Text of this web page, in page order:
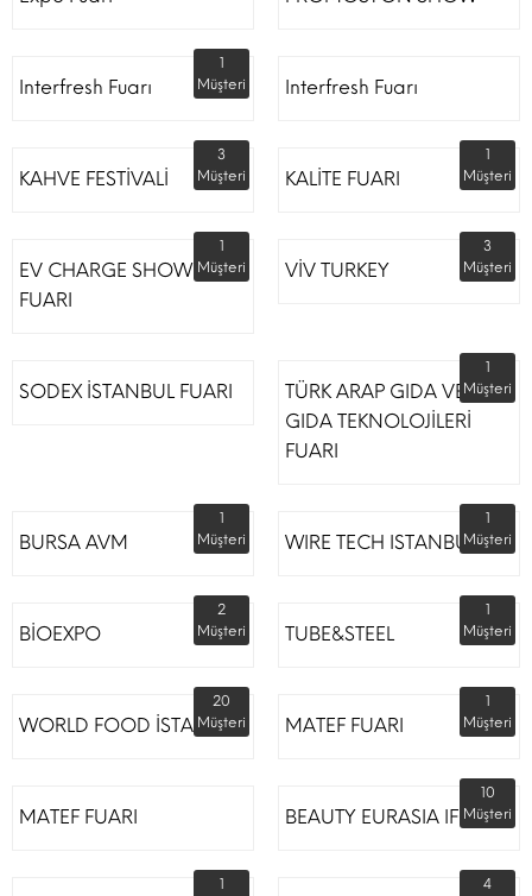
Interfresh Fuarı
1
Müşteri
Interfresh Fuarı
KAHVE FESTİVALİ
3
Müşteri
KALİTE FUARI
1
Müşteri
EV CHARGE SHOW
FUARI
1
Müşteri
VİV TURKEY
3
Müşteri
SODEX İSTANBUL FUARI
TÜRK ARAP GIDA VE
GIDA TEKNOLOJİLERİ
FUARI
1
Müşteri
BURSA AVM
1
Müşteri
WIRE TECH ISTANBUL
1
Müşteri
BİOEXPO
2
Müşteri
TUBE&STEEL
1
Müşteri
WORLD FOOD İSTANBUL
20
Müşteri
MATEF FUARI
1
Müşteri
MATEF FUARI BEAUTY EURASIA IFM
10
Müşteri
1
4